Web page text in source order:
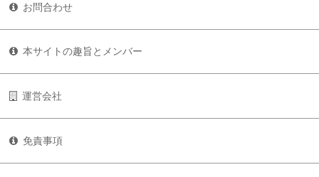
お問合わせ
本サイトの趣旨とメンバー
運営会社
免責事項